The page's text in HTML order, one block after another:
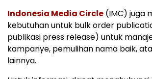
Indonesia Media Circle (IMC) juga
kebutuhan untuk bulk order
publikasi press release) untuk
kampanye, pemulihan nama baik,
lainnya.